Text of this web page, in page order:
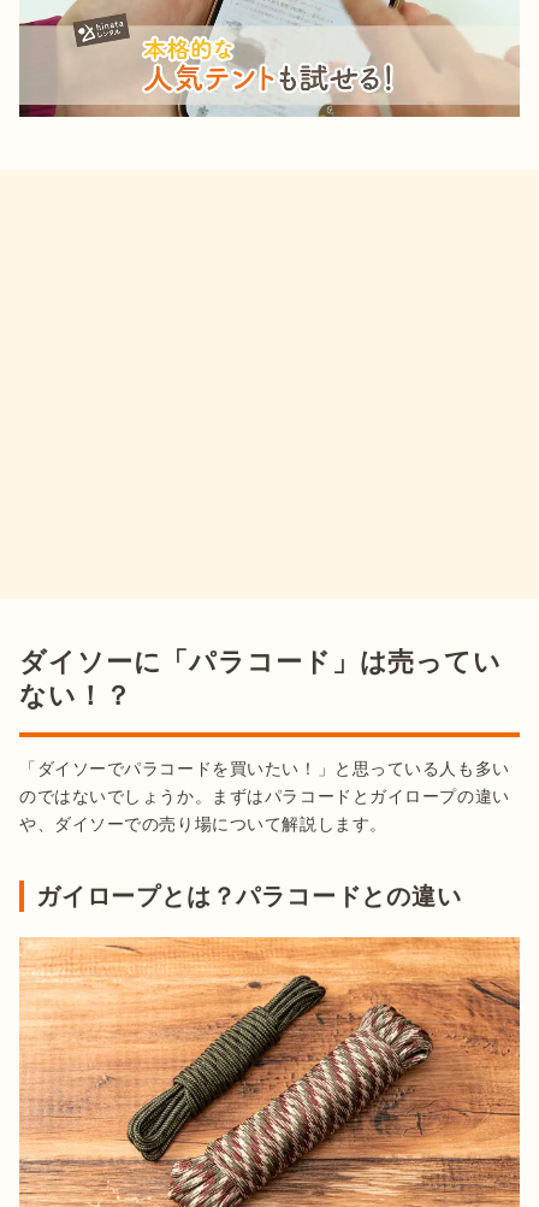
ダイソーに「パラコード」は売ってい
ない！？
「ダイソーでパラコードを買いたい！」と思っている人も多い
のではないでしょうか。まずはパラコードとガイロープの違い
や、ダイソーでの売り場について解説します。
ガイロープとは？パラコードとの違い